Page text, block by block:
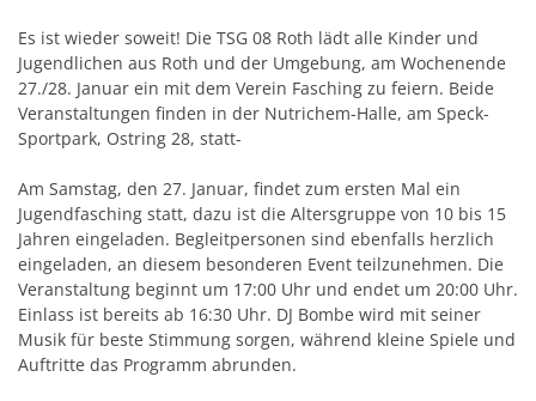
Es ist wieder soweit! Die TSG 08 Roth lädt alle Kinder und
Jugendlichen aus Roth und der Umgebung, am Wochenende
27./28. Januar ein mit dem Verein Fasching zu feiern. Beide
Veranstaltungen finden in der Nutrichem-Halle, am Speck-
Sportpark, Ostring 28, statt-
Am Samstag, den 27. Januar, findet zum ersten Mal ein
Jugendfasching statt, dazu ist die Altersgruppe von 10 bis 15
Jahren eingeladen. Begleitpersonen sind ebenfalls herzlich
eingeladen, an diesem besonderen Event teilzunehmen. Die
Veranstaltung beginnt um 17:00 Uhr und endet um 20:00 Uhr.
Einlass ist bereits ab 16:30 Uhr. DJ Bombe wird mit seiner
Musik für beste Stimmung sorgen, während kleine Spiele und
Auftritte das Programm abrunden.